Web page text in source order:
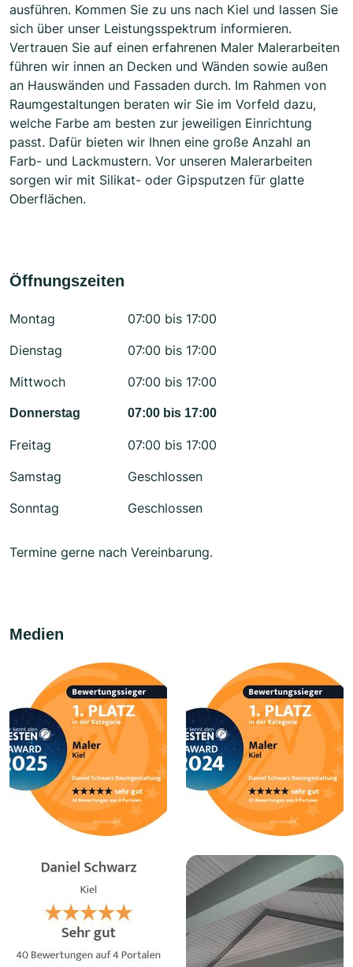
ausführen. Kommen Sie zu uns nach Kiel und lassen Sie
sich über unser Leistungsspektrum informieren.
Vertrauen Sie auf einen erfahrenen Maler Malerarbeiten
führen wir innen an Decken und Wänden sowie außen
an Hauswänden und Fassaden durch. Im Rahmen von
Raumgestaltungen beraten wir Sie im Vorfeld dazu,
welche Farbe am besten zur jeweiligen Einrichtung
passt. Dafür bieten wir Ihnen eine große Anzahl an
Farb- und Lackmustern. Vor unseren Malerarbeiten
sorgen wir mit Silikat- oder Gipsputzen für glatte
Oberflächen.
Öffnungszeiten
Montag
07:00 bis 17:00
Dienstag
07:00 bis 17:00
Mittwoch
07:00 bis 17:00
Donnerstag 07:00 bis 17:00
Freitag
07:00 bis 17:00
Samstag
Geschlossen
Sonntag
Geschlossen
Termine gerne nach Vereinbarung.
Medien